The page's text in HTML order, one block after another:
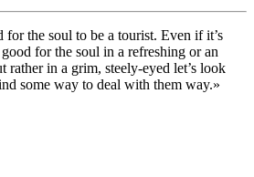
the soul to be a tourist. Even if it’s
for the soul in a refreshing or an
in a grim, steely-eyed let’s look
some way to deal with them way.»